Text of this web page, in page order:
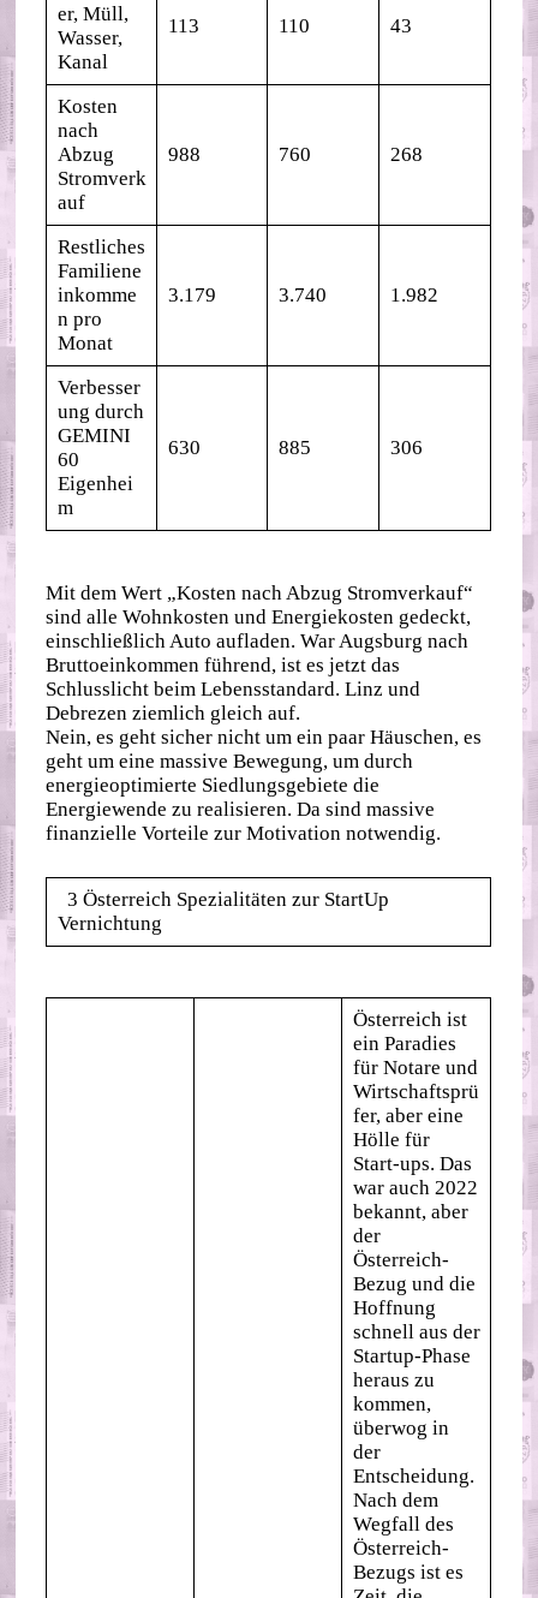
er, Müll,
Wasser,
Kanal
113 110 43
Kosten
nach
Abzug
Stromverk
auf
988 760 268
Restliches
Familiene
inkomme
n pro
Monat
3.179 3.740 1.982
Verbesser
ung durch
GEMINI
60
Eigenhei
m
630 885 306
Mit dem Wert „Kosten nach Abzug Stromverkauf“
sind alle Wohnkosten und Energiekosten gedeckt,
einschließlich Auto aufladen. War Augsburg nach
Bruttoeinkommen führend, ist es jetzt das
Schlusslicht beim Lebensstandard. Linz und
Debrezen ziemlich gleich auf.
Nein, es geht sicher nicht um ein paar Häuschen, es
geht um eine massive Bewegung, um durch
energieoptimierte Siedlungsgebiete die
Energiewende zu realisieren. Da sind massive
finanzielle Vorteile zur Motivation notwendig.
3 Österreich Spezialitäten zur StartUp
Vernichtung
Österreich ist
ein Paradies
für Notare und
Wirtschaftsprü
fer, aber eine
Hölle für
Start-ups. Das
war auch 2022
bekannt, aber
der
Österreich-
Bezug und die
Hoffnung
schnell aus der
Startup-Phase
heraus zu
kommen,
überwog in
der
Entscheidung.
Nach dem
Wegfall des
Österreich-
Bezugs ist es